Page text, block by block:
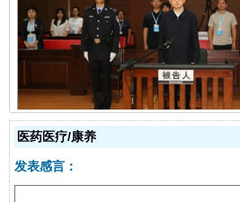
受贿1.44亿！段成刚被判无期
医药医疗/康养
发表感言：